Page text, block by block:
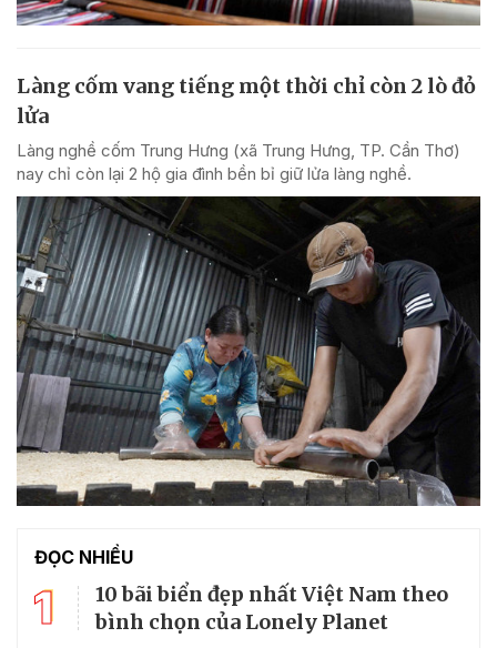
Làng cốm vang tiếng một thời chỉ còn 2 lò đỏ
lửa
Làng nghề cốm Trung Hưng (xã Trung Hưng, TP. Cần Thơ)
nay chỉ còn lại 2 hộ gia đình bền bỉ giữ lửa làng nghề.
ĐỌC NHIỀU
1
10 bãi biển đẹp nhất Việt Nam theo
bình chọn của Lonely Planet